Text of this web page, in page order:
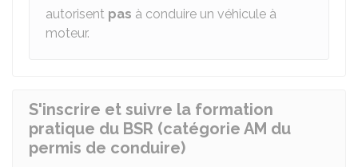
autorisent pas à conduire un véhicule à
moteur.
S'inscrire et suivre la formation
pratique du BSR (catégorie AM du
permis de conduire)